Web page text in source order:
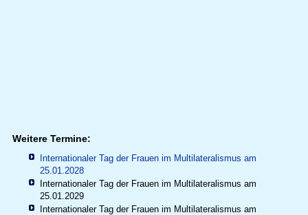
Weitere Termine:
Internationaler Tag der Frauen im Multilateralismus am
25.01.2028
Internationaler Tag der Frauen im Multilateralismus am
25.01.2029
Internationaler Tag der Frauen im Multilateralismus am